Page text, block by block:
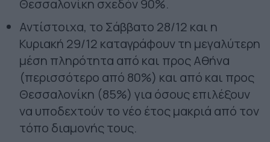
Θεσσαλονίκη σχεδόν 90%.
Αντίστοιχα, το Σάββατο 28/12 και η
Κυριακή 29/12 καταγράφουν τη μεγαλύτερη
μέση πληρότητα από και προς Αθήνα
(περισσότερο από 80%) και από και προς
Θεσσαλονίκη (85%) για όσους επιλέξουν
να υποδεχτούν το νέο έτος μακριά από τον
τόπο διαμονής τους.